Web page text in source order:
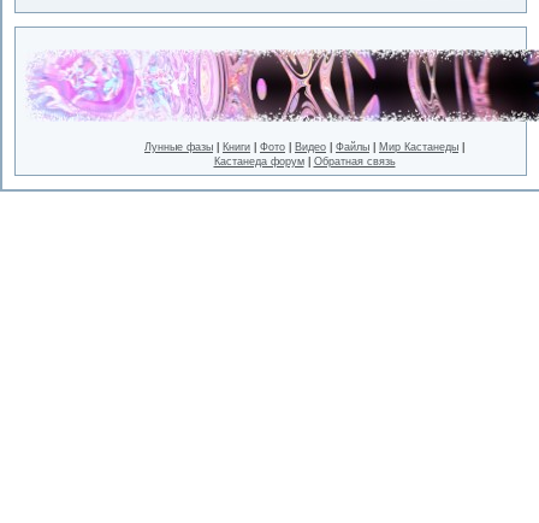
Лунные фазы Книги Фото Видео Файлы Мир Кастанеды
Кастанеда форум| Обратная связь